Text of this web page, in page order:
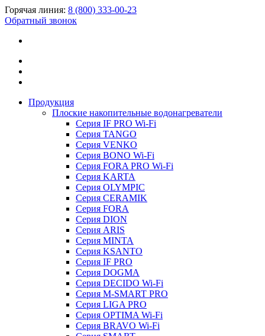
Горячая линия: 8 (800) 333-00-23
Обратный звонок
Продукция
Плоские накопительные водонагреватели
Серия IF PRO Wi-Fi
Серия TANGO
Серия VENKO
Серия BONO Wi-Fi
Серия FORA PRO Wi-Fi
Серия KARTA
Серия OLYMPIC
Серия CERAMIK
Серия FORA
Серия DION
Серия ARIS
Серия MINTA
Серия KSANTO
Серия IF PRO
Серия DOGMA
Серия DECIDO Wi-Fi
Серия M-SMART PRO
Серия LIGA PRO
Серия OPTIMA Wi-Fi
Серия BRAVO Wi-Fi